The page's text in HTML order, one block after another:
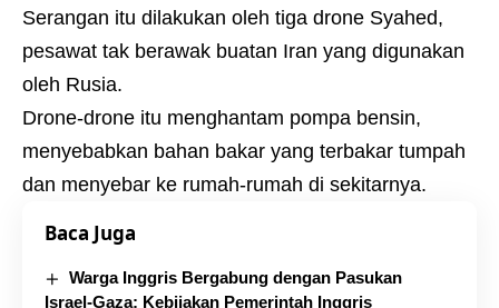
Serangan itu dilakukan oleh tiga drone Syahed,
pesawat tak berawak buatan Iran yang digunakan
oleh Rusia.
Drone-drone itu menghantam pompa bensin,
menyebabkan bahan bakar yang terbakar tumpah
dan menyebar ke rumah-rumah di sekitarnya.
Baca Juga
Warga Inggris Bergabung dengan Pasukan
Israel-Gaza: Kebijakan Pemerintah Inggris